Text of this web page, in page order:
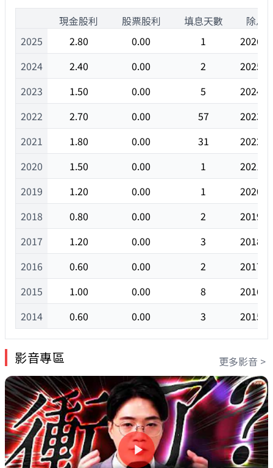
2025
2024
2023
2022
2021
2020
2019
2018
2017
2016
2015
2014
現金股利 股票股利 填息天數
除息
2.80
0.00 1
2026/
2.40
0.00 2
2025/
1.50
0.00 5
2024/
2.70
0.00 57
2023/
1.80
0.00 31
2022/
1.50
0.00 1
2021/
1.20
0.00 1
2020/
0.80
0.00 2
2019/
1.20
0.00 3
2018/
0.60
0.00 2
2017/
1.00
0.00 8
2016/
0.60
0.00 3 2015/
影音專區 更多影音 >